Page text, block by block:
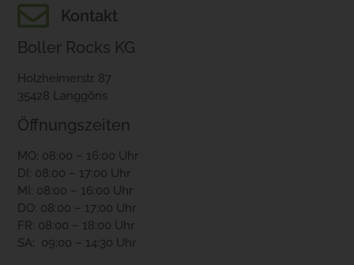
Kontakt
Boller Rocks KG
Holzheimerstr. 87
35428 Langgöns
Öffnungszeiten
MO: 08:00 – 16:00 Uhr
DI: 08:00 – 17:00 Uhr
MI: 08:00 – 16:00 Uhr
DO: 08:00 – 17:00 Uhr
FR: 08:00 – 18:00 Uhr
SA: 09:00 – 14:30 Uhr